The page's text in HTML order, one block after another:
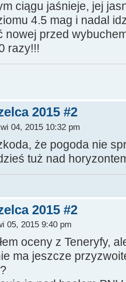
ciągu jaśnieje, jej
4.5 mag i nadal
nowej przed
razy!!!
2015 #2
04, 2015 10:32 pm
że pogoda nie
tuż nad
2015 #2
05, 2015 9:40 pm
oceny z Teneryfy,
ma jeszcze